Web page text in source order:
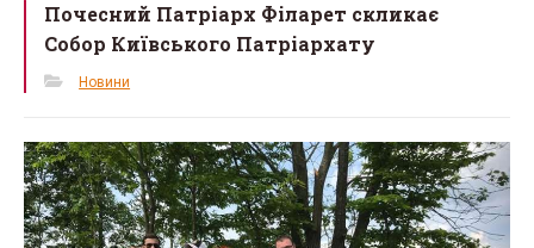
Почесний Патріарх Філарет скликає
Собор Київського Патріархату
Новини